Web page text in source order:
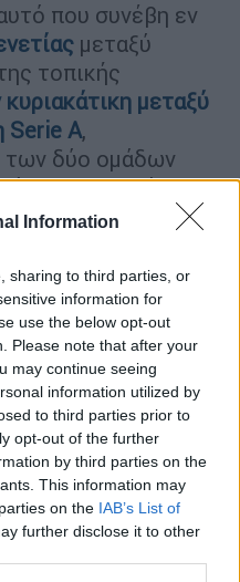
Information
sharing to third parties, or
information for
use the below opt-out
Please note that after your
may continue seeing
information utilized by
to third parties prior to
opt-out of the further
by third parties on the
This information may
on the IAB’s List of
further disclose it to other
που συνέβη εν
μεταξύ
τοπικής
κυριακάτικη μεταξύ
Serie A,
των δύο ομάδων
«ναυμαχία»! Οι
διαφορετικά
τραγουδώντας
«Θα πάρει
- Έκλεισε
Τύπου λόγω...